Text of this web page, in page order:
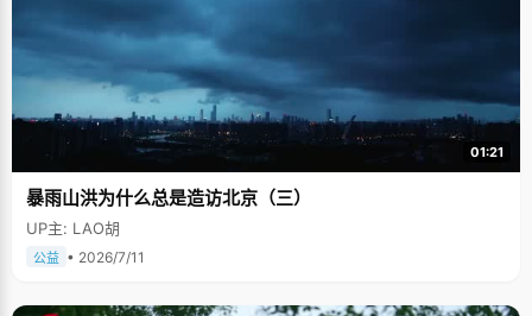
01:21
暴雨山洪为什么总是造访北京（三）
UP主: LAO胡
公益 • 2026/7/11